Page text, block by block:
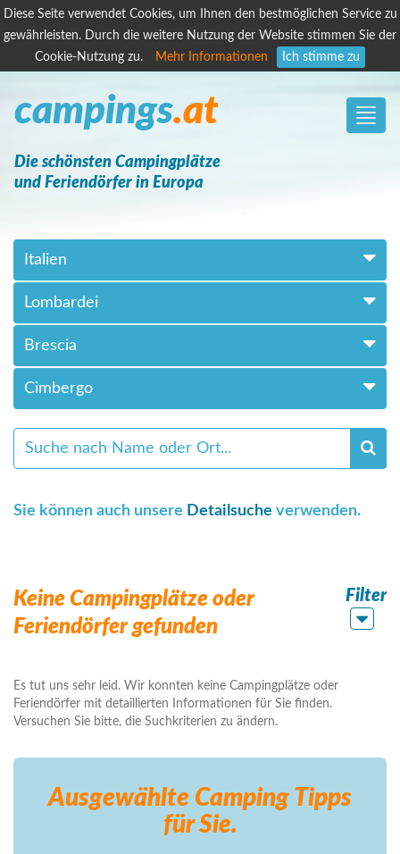
Diese Seite verwendet Cookies, um Ihnen den bestmöglichen Service zu
gewährleisten. Durch die weitere Nutzung der Website stimmen Sie der
Cookie-Nutzung zu.
Mehr Informationen Ich stimme zu
Toggle
campings.at
Die schönsten Campingplätze
und Feriendörfer in Europa
Italien
Lombardei
Brescia
Cimbergo
Sie können auch unsere Detailsuche verwenden.
Keine Campingplätze oder
Feriendörfer gefunden
Filter
Es tut uns sehr leid. Wir konnten keine Campingplätze oder
Feriendörfer mit detaillierten Informationen für Sie finden.
Versuchen Sie bitte, die Suchkriterien zu ändern.
Ausgewählte Camping Tipps
für Sie.